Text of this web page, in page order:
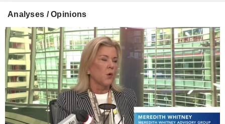
Analyses / Opinions